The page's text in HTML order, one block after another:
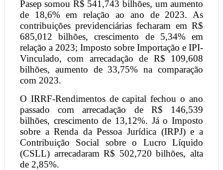
Pasep somou R$ 541,743 bilhões, um aumento
de 18,6% em relação ao ano de 2023. As
contribuições previdenciárias fecharam em R$
685,012 bilhões, crescimento de 5,34% em
relação a 2023; Imposto sobre Importação e IPI-
Vinculado, com arrecadação de R$ 109,608
bilhões, aumento de 33,75% na comparação
com 2023.
O IRRF-Rendimentos de capital fechou o ano
passado com arrecadação de R$ 146,539
bilhões, crescimento de 13,12%. Já o Imposto
sobre a Renda da Pessoa Jurídica (IRPJ) e a
Contribuição Social sobre o Lucro Líquido
(CSLL) arrecadaram R$ 502,720 bilhões, alta
de 2,85%.